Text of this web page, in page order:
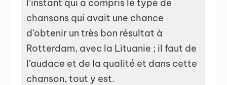
l’instant qui a compris le type de
chansons qui avait une chance
d’obtenir un très bon résultat à
Rotterdam, avec la Lituanie ; il faut de
l’audace et de la qualité et dans cette
chanson, tout y est.